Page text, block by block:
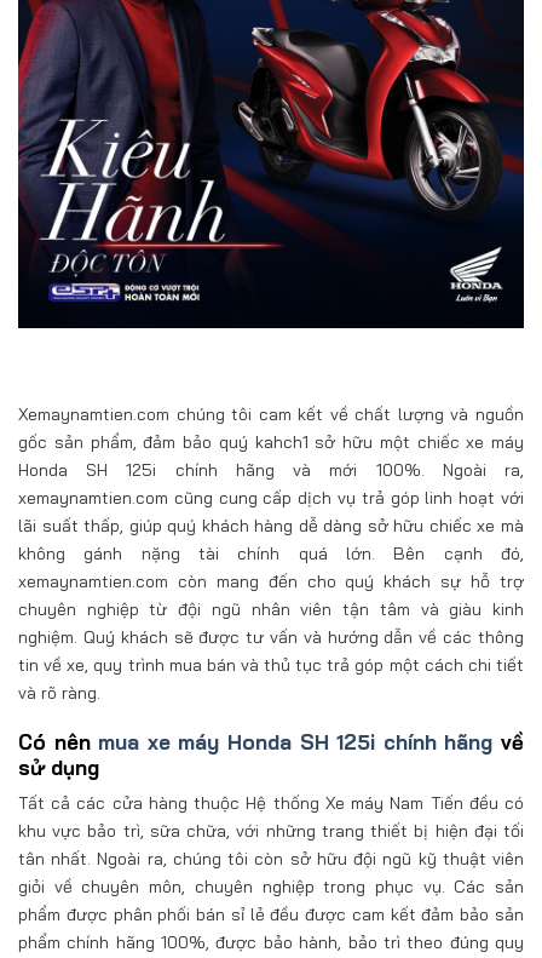
Xemaynamtien.com chúng tôi cam kết về chất lượng và nguồn
gốc sản phẩm, đảm bảo quý kahch1 sở hữu một chiếc xe máy
Honda SH 125i chính hãng và mới 100%. Ngoài ra,
xemaynamtien.com cũng cung cấp dịch vụ trả góp linh hoạt với
lãi suất thấp, giúp quý khách hàng dễ dàng sở hữu chiếc xe mà
không gánh nặng tài chính quá lớn. Bên cạnh đó,
xemaynamtien.com còn mang đến cho quý khách sự hỗ trợ
chuyên nghiệp từ đội ngũ nhân viên tận tâm và giàu kinh
nghiệm. Quý khách sẽ được tư vấn và hướng dẫn về các thông
tin về xe, quy trình mua bán và thủ tục trả góp một cách chi tiết
và rõ ràng.
Có nên mua xe máy Honda SH 125i chính hãng về
sử dụng
Tất cả các cửa hàng thuộc Hệ thống Xe máy Nam Tiến đều có
khu vực bảo trì, sữa chữa, với những trang thiết bị hiện đại tối
tân nhất. Ngoài ra, chúng tôi còn sở hữu đội ngũ kỹ thuật viên
giỏi về chuyên môn, chuyên nghiệp trong phục vụ. Các sản
phẩm được phân phối bán sỉ lẻ đều được cam kết đảm bảo sản
phẩm chính hãng 100%, được bảo hành, bảo trì theo đúng quy